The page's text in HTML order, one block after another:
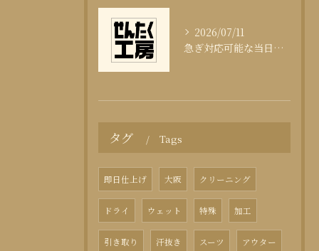
2026/07/11
急ぎ対応可能な当日クリーニングの実態
タグ Tags
即日仕上げ 大阪 クリーニング
ドライ ウェット 特殊 加工
引き取り 汗抜き スーツ アウター